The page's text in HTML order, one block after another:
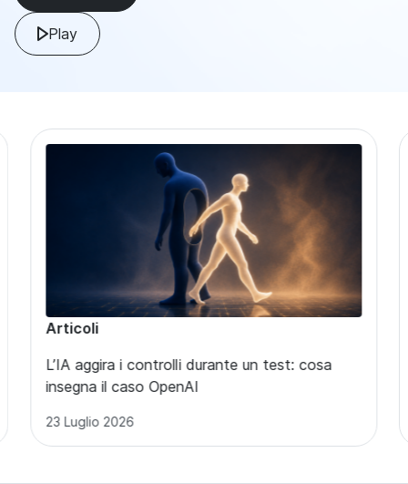
Play
DeepCredentials: porta la nuova e-ID
nella tua organizzazione
17 Luglio 2026